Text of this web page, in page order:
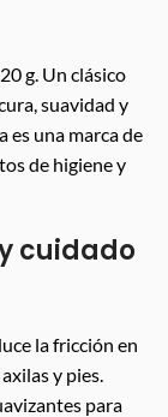
g. Un clásico
suavidad y
es una marca de
de higiene y
cuidado
la fricción en
y pies.
para